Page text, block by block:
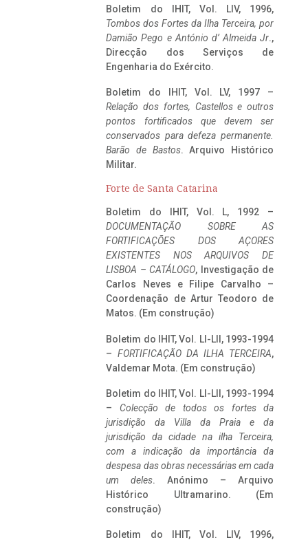
Boletim do IHIT, Vol. LIV, 1996,
Tombos dos Fortes da Ilha Terceira, por
Damião Pego e António d’ Almeida Jr.,
Direcção dos Serviços de
Engenharia do Exército.
Boletim do IHIT, Vol. LV, 1997 –
Relação dos fortes, Castellos e outros
pontos fortificados que devem ser
conservados para defeza permanente.
Barão de Bastos. Arquivo Histórico
Militar.
Forte de Santa Catarina
Boletim do IHIT, Vol. L, 1992 –
DOCUMENTAÇÃO SOBRE AS
FORTIFICAÇÕES DOS AÇORES
EXISTENTES NOS ARQUIVOS DE
LISBOA – CATÁLOGO, Investigação de
Carlos Neves e Filipe Carvalho –
Coordenação de Artur Teodoro de
Matos. (Em construção)
Boletim do IHIT, Vol. LI-LII, 1993-1994
– FORTIFICAÇÃO DA ILHA TERCEIRA,
Valdemar Mota. (Em construção)
Boletim do IHIT, Vol. LI-LII, 1993-1994
– Colecção de todos os fortes da
jurisdição da Villa da Praia e da
jurisdição da cidade na ilha Terceira,
com a indicação da importância da
despesa das obras necessárias em cada
um deles. Anónimo – Arquivo
Histórico Ultramarino. (Em
construção)
Boletim do IHIT, Vol. LIV, 1996,